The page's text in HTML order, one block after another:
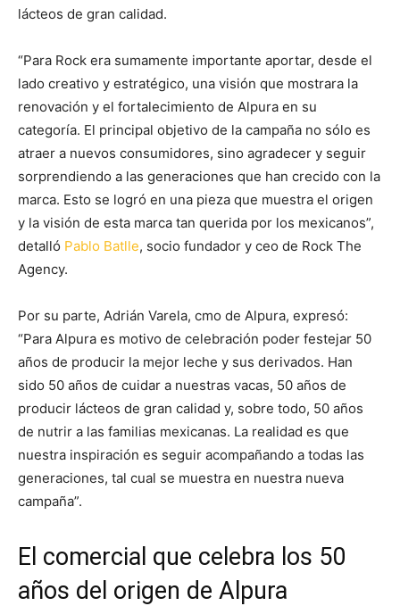
lácteos de gran calidad.
“Para Rock era sumamente importante aportar, desde el
lado creativo y estratégico, una visión que mostrara la
renovación y el fortalecimiento de Alpura en su
categoría. El principal objetivo de la campaña no sólo es
atraer a nuevos consumidores, sino agradecer y seguir
sorprendiendo a las generaciones que han crecido con la
marca. Esto se logró en una pieza que muestra el origen
y la visión de esta marca tan querida por los mexicanos”,
detalló Pablo Batlle, socio fundador y ceo de Rock The
Agency.
Por su parte, Adrián Varela, cmo de Alpura, expresó:
“Para Alpura es motivo de celebración poder festejar 50
años de producir la mejor leche y sus derivados. Han
sido 50 años de cuidar a nuestras vacas, 50 años de
producir lácteos de gran calidad y, sobre todo, 50 años
de nutrir a las familias mexicanas. La realidad es que
nuestra inspiración es seguir acompañando a todas las
generaciones, tal cual se muestra en nuestra nueva
campaña”.
El comercial que celebra los 50
años del origen de Alpura